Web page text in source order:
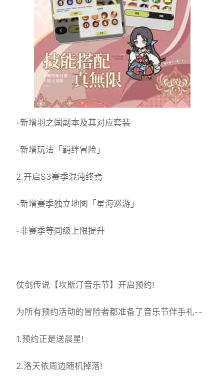
-新增羽之国副本及其对应套装
-新增玩法「羁绊冒险」
2.开启S3赛季混沌终焉
-新增赛季独立地图「星海巡游」
-非赛季等同级上限提升
仗剑传说【坎斯汀音乐节】开启预约!
为所有预约活动的冒险者都准备了音乐节伴手礼--
1.预约正是送晨星!
2.洛天依周边随机掉落!